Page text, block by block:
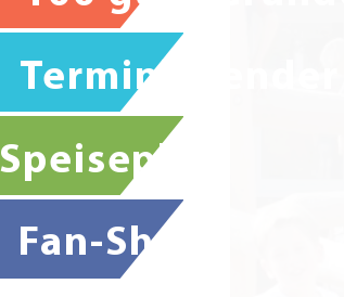
Terminkalender
Speiseplan
Fan-Shop